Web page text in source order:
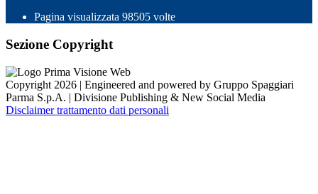
Pagina visualizzata 98505 volte
Sezione Copyright
Copyright 2026 | Engineered and powered by Gruppo Spaggiari
Parma S.p.A. | Divisione Publishing & New Social Media
Disclaimer trattamento dati personali